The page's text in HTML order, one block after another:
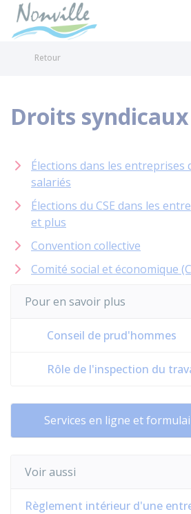
Retour
Droits syndicaux
Élections dans les entreprises
salariés
Élections du CSE dans les
et plus
Convention collective
Comité social et économique
Pour en savoir plus
Conseil de prud'hommes
Rôle de l'inspection du
Services en ligne et
Voir aussi
Règlement intérieur d'une